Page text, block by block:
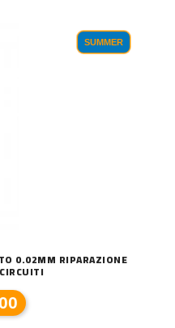
SUMMER
0.02MM RIPARAZIONE